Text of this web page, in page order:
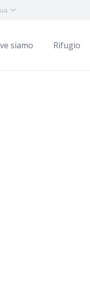
siamo Rifugio